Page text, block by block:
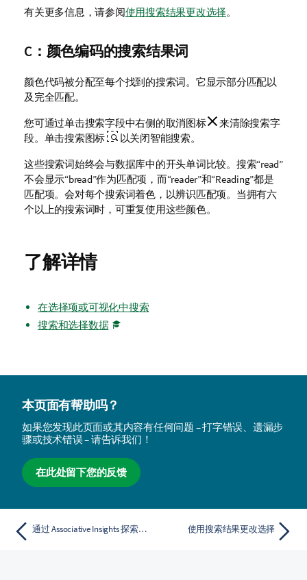
有关更多信息，请参阅使用搜索结果更改选择。
C：颜色编码的搜索结果词
颜色代码被分配至每个找到的搜索词。它显示部分匹配以
及完全匹配。
您可通过单击搜索字段中右侧的取消图标
来清除搜索字
段。单击搜索图标
以关闭智能搜索。
这些搜索词始终会与数据库中的开头单词比较。搜索“read”
不会显示“bread”作为匹配项，而“reader”和“Reading”都是
匹配项。会对每个搜索词着色，以辨识匹配项。当拥有六
个以上的搜索词时，可重复使用这些颜色。
了解详情
在选择项或可视化中搜索
搜索和选择数据
本页面有帮助吗？
如果您发现此页面或其内容有任何问题 – 打字错误、遗漏步
骤或技术错误 – 请告诉我们！
在此处留下您的反馈
通过 Associative Insights 探索您的数据 使用搜索结果更改选择